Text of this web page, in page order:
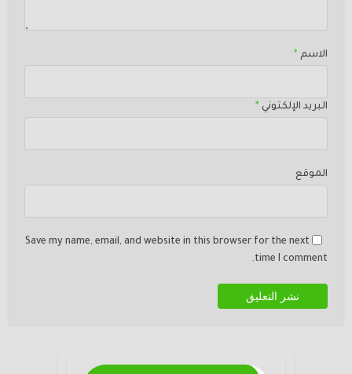
الاسم *
البريد الإلكتوني *
الموقع
Save my name, email, and website in this browser for the next
time I comment.